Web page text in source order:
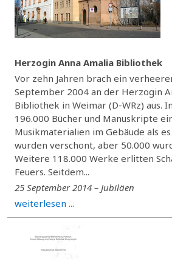
Herzogin Anna Amalia Bibliothek
Vor zehn Jahren brach ein
September 2004 an der Herzogin
Bibliothek in Weimar (D-WRz) aus.
196.000 Bücher und Manuskripte
Musikmaterialien im Gebäude als
wurden verschont, aber 50.000
Weitere 118.000 Werke erlitten
Feuers. Seitdem...
25 September 2014 – Jubiläen
weiterlesen ...